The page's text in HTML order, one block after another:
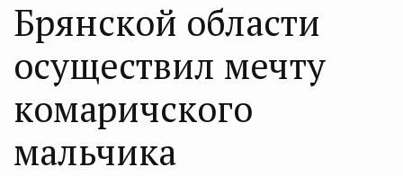
Брянской области
осуществил мечту
комаричского
мальчика